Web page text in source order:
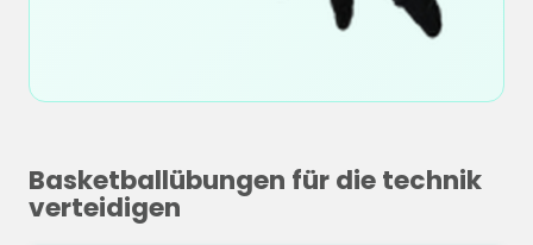
Basketballübungen für die technik
verteidigen